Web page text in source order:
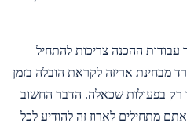
ההכנה צריכות להתחיל
מבחינת אריזה לקראת הובלה בזמן
רק בפעולות שכאלה. הדבר החשוב
מתחילים לארוז זה להודיע לכל